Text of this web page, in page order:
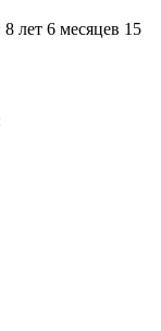
лет 6 месяцев 15